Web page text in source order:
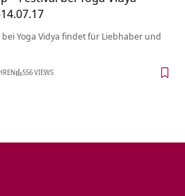
Yoga Vidya findet für Liebhaber und
556 VIEWS